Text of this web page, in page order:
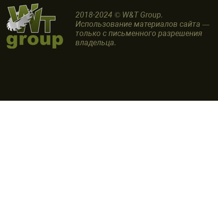
2018-2024 © W&T Group.
Использование материалов сайта —
только с письменного разрешения
владельца.